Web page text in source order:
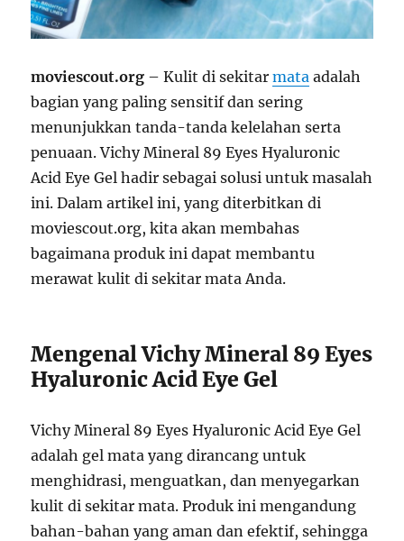
moviescout.org – Kulit di sekitarmata adalah
bagian yang paling sensitif dan sering
menunjukkan tanda-tanda kelelahan serta
penuaan. Vichy Mineral 89 Eyes Hyaluronic
Acid Eye Gel hadir sebagai solusi untuk masalah
ini. Dalam artikel ini, yang diterbitkan di
moviescout.org, kita akan membahas
bagaimana produk ini dapat membantu
merawat kulit di sekitar mata Anda.
Mengenal Vichy Mineral 89 Eyes
Hyaluronic Acid Eye Gel
Vichy Mineral 89 Eyes Hyaluronic Acid Eye Gel
adalah gel mata yang dirancang untuk
menghidrasi, menguatkan, dan menyegarkan
kulit di sekitar mata. Produk ini mengandung
bahan-bahan yang aman dan efektif, sehingga